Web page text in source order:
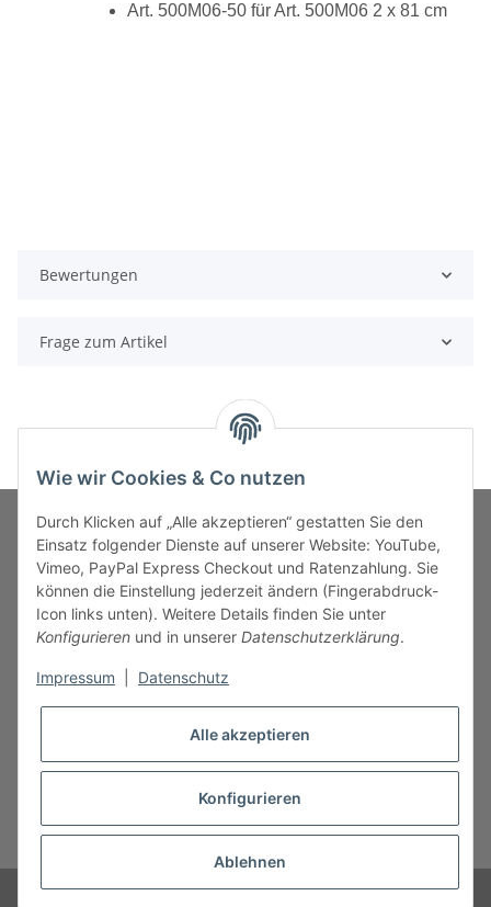
Art. 500M06-50 für Art. 500M06 2 x 81 cm
Bewertungen
Frage zum Artikel
MARKENWELT
SERVICE
INFORMATIONEN
* Alle Preise inkl. gesetzlicher USt., zzgl.Versand
© B.M.S-Burger GmbH
Wie wir Cookies & Co nutzen
Durch Klicken auf „Alle akzeptieren“ gestatten Sie den
Einsatz folgender Dienste auf unserer Website: YouTube,
Vimeo, PayPal Express Checkout und Ratenzahlung. Sie
können die Einstellung jederzeit ändern (Fingerabdruck-
Icon links unten). Weitere Details finden Sie unter
Konfigurieren und in unserer Datenschutzerklärung.
Impressum Datenschutz
Alle akzeptieren
Konfigurieren
Ablehnen